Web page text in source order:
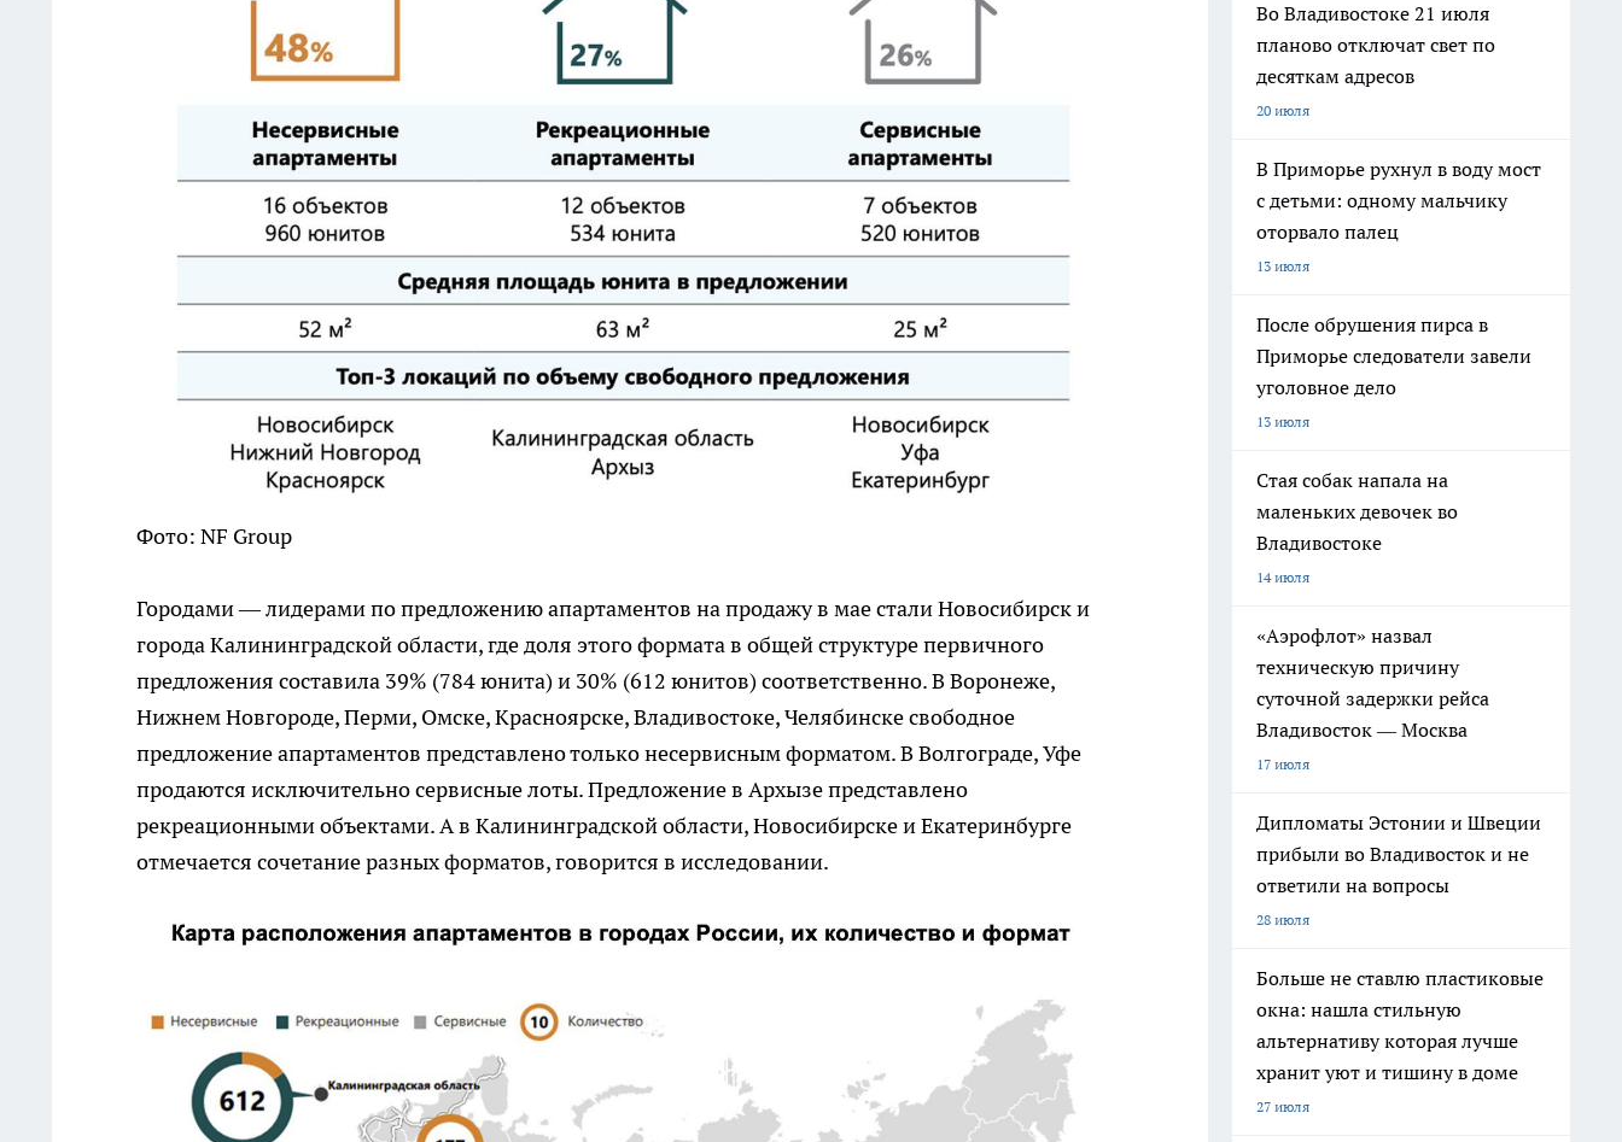
Фото: NF Group
Городами — лидерами по предложению апартаментов на продажу в мае стали Новосибирск и
города Калининградской области, где доля этого формата в общей структуре первичного
предложения составила 39% (784 юнита) и 30% (612 юнитов) соответственно. В Воронеже,
Нижнем Новгороде, Перми, Омске, Красноярске, Владивостоке, Челябинске свободное
предложение апартаментов представлено только несервисным форматом. В Волгограде, Уфе
продаются исключительно сервисные лоты. Предложение в Архызе представлено
рекреационными объектами. А в Калининградской области, Новосибирске и Екатеринбурге
отмечается сочетание разных форматов, говорится в исследовании.
Во Владивостоке 21 июля
планово отключат свет по
десяткам адресов
20 июля
В Приморье рухнул в воду мост
с детьми: одному мальчику
оторвало палец
13 июля
После обрушения пирса в
Приморье следователи завели
уголовное дело
13 июля
Стая собак напала на
маленьких девочек во
Владивостоке
14 июля
«Аэрофлот» назвал
техническую причину
суточной задержки рейса
Владивосток — Москва
17 июля
Дипломаты Эстонии и Швеции
прибыли во Владивосток и не
ответили на вопросы
28 июля
Больше не ставлю пластиковые
окна: нашла стильную
альтернативу которая лучше
хранит уют и тишину в доме
27 июля